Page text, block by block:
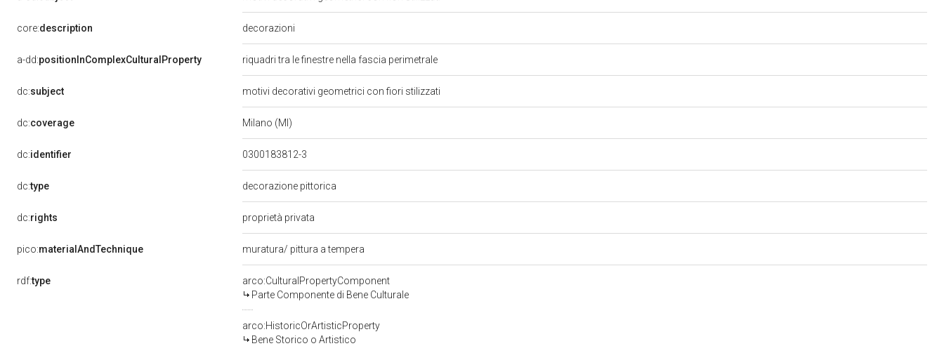
core:description decorazioni
a-dd:positionInComplexCulturalProperty riquadri tra le finestre nella fascia perimetrale
dc:subject motivi decorativi geometrici con fiori stilizzati
dc:coverage Milano (MI)
dc:identifier 0300183812-3
dc:type decorazione pittorica
dc:rights proprietà privata
pico:materialAndTechnique muratura/ pittura a tempera
rdf:type
arco:CulturalPropertyComponent
Parte Componente di Bene Culturale
arco:HistoricOrArtisticProperty
Bene Storico o Artistico